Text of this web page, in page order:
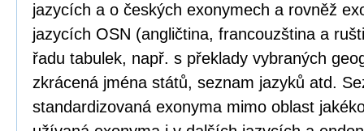
jazycích a o českých exonymech a rovněž
jazycích OSN (angličtina, francouzština a
řadu tabulek, např. s překlady vybraných
zkrácená jména států, seznam jazyků atd.
standardizovaná exonyma mimo oblast